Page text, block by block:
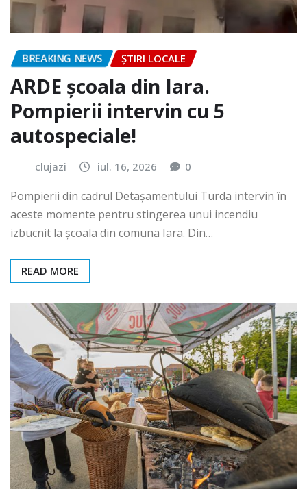
BREAKING NEWS ȘTIRI LOCALE
ARDE școala din Iara.
Pompierii intervin cu 5
autospeciale!
clujazi iul. 16, 2026 0
Pompierii din cadrul Detașamentului Turda intervin în
aceste momente pentru stingerea unui incendiu
izbucnit la școala din comuna Iara. Din…
READ MORE